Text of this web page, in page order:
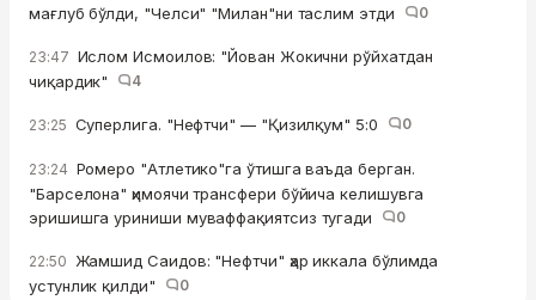
мағлуб бўлди, "Челси" "Милан"ни таслим этди
0
23:47 Ислом Исмоилов: "Йован Жокични рўйхатдан
чиқардик"
4
23:25 Суперлига. "Нефтчи" — "Қизилқум" 5:0 0
23:24 Ромеро "Атлетико"га ўтишга ваъда берган.
"Барселона" ҳимоячи трансфери бўйича келишувга
эришишга уриниши муваффақиятсиз тугади
0
22:50 Жамшид Саидов: "Нефтчи" ҳар иккала бўлимда
устунлик қилди"
0